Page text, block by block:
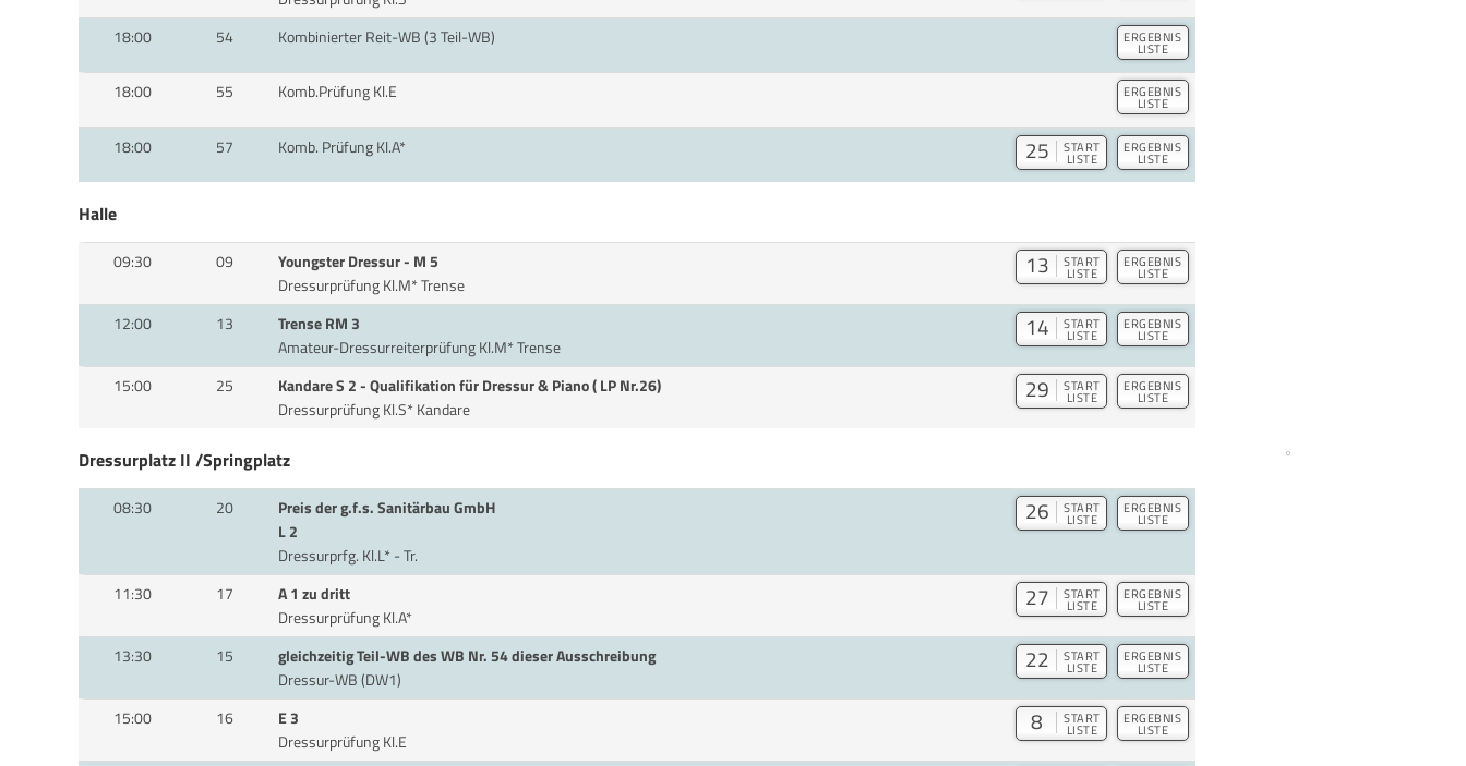
18:00 54 Kombinierter Reit-WB (3 Teil-WB) ERGEBNIS
LISTE
18:00 55 Komb.Prüfung Kl.E ERGEBNIS
LISTE
18:00 57 Komb. Prüfung Kl.A* 25 START
LISTE
ERGEBNIS
LISTE
Halle
09:30 09
Youngster Dressur - M 5
Dressurprüfung Kl.M* Trense
13 START
LISTE
ERGEBNIS
LISTE
12:00 13
Trense RM 3
Amateur-Dressurreiterprüfung Kl.M* Trense
14 START
LISTE
ERGEBNIS
LISTE
15:00 25
Kandare S 2 - Qualifikation für Dressur & Piano ( LP Nr.26)
Dressurprüfung Kl.S* Kandare
29 START
LISTE
ERGEBNIS
LISTE
Dressurplatz II /Springplatz
08:30 20
Preis der g.f.s. Sanitärbau GmbH
L 2
Dressurprfg. Kl.L* - Tr.
26 START
LISTE
ERGEBNIS
LISTE
11:30 17
A 1 zu dritt
Dressurprüfung Kl.A*
27 START
LISTE
ERGEBNIS
LISTE
13:30 15
gleichzeitig Teil-WB des WB Nr. 54 dieser Ausschreibung
Dressur-WB (DW1)
22 START
LISTE
ERGEBNIS
LISTE
15:00 16
E 3
Dressurprüfung Kl.E
8 START
LISTE
ERGEBNIS
LISTE